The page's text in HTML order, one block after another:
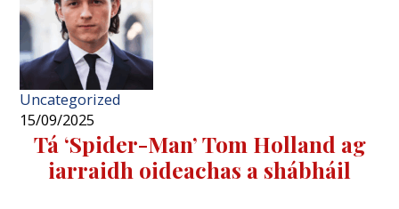
Uncategorized
15/09/2025
Tá ‘Spider-Man’ Tom Holland ag
iarraidh oideachas a shábháil